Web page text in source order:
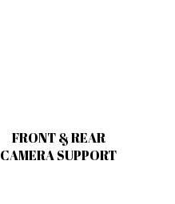
FRONT & REAR
CAMERA SUPPORT